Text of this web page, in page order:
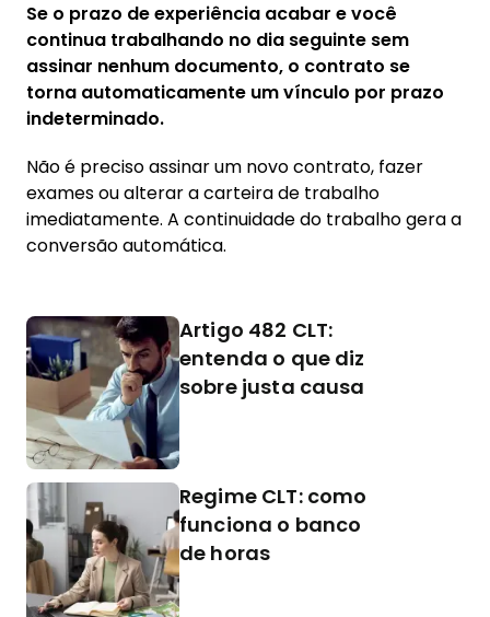
Se o prazo de experiência acabar e você
continua trabalhando no dia seguinte sem
assinar nenhum documento, o contrato se
torna automaticamente um vínculo por prazo
indeterminado.
Não é preciso assinar um novo contrato, fazer
exames ou alterar a carteira de trabalho
imediatamente. A continuidade do trabalho gera a
conversão automática.
Artigo 482 CLT:
entenda o que diz
sobre justa causa
Regime CLT: como
funciona o banco
de horas